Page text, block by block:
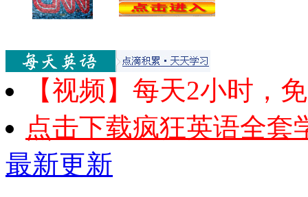
【视频】每天2小时，
点击下载疯狂英语全套
最新更新